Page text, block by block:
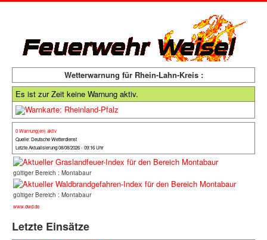
Wetterwarnung für Rhein-Lahn-Kreis :
Es ist zur Zeit keine Warnung aktiv.
0 Warnung(en) aktiv
Quelle: Deutsche Wetterdienst
Letzte Aktualisierung 08/08/2026 - 09:16 Uhr
gültiger Bereich : Montabaur
gültiger Bereich : Montabaur
www.dwd.de
Letzte Einsätze